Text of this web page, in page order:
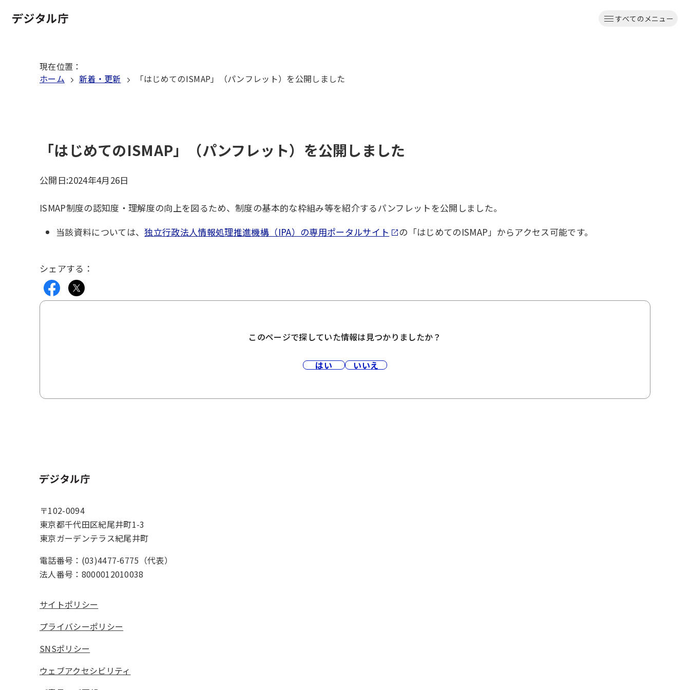
文
すべてのメニュー
現在位置 ：
ホーム
新着・更新 「はじめてのISMAP」（パンフレット）を公開しました
「はじめてのISMAP」（パンフレット）を公開しました
公開日:2024年4月26日
ISMAP制度の認知度・理解度の向上を図るため、制度の基本的な枠組み等を紹介するパンフレットを公開しました。
当該資料については、独立行政法人情報処理推進機構（IPA）の専用ポータルサイト の「はじめてのISMAP」からアクセス可能です。
シェアする：
このページで探していた情報は見つかりましたか？
はい いいえ
ホーム
〒102-0094
東京都千代田区紀尾井町1-3
東京ガーデンテラス紀尾井町
電話番号：(03)4477-6775（代表）
法人番号：8000012010038
サイトポリシー
プライバシーポリシー
SNSポリシー
ウェブアクセシビリティ